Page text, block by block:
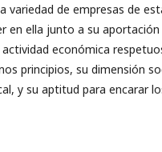
variedad de empresas de
en ella junto a su
económica
principios, su dimensión
y su aptitud para encarar